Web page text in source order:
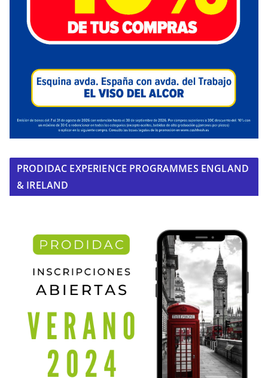
PRODIDAC EXPERIENCE PROGRAMMES ENGLAND
& IRELAND